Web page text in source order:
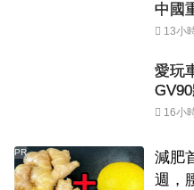
中國
13小
愛玩
16小
減肥
週，
PR